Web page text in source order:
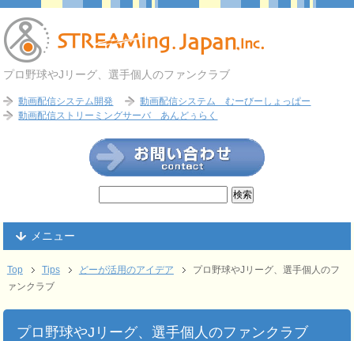
プロ野球やJリーグ、選手個人のファンクラブ
動画配信システム開発
動画配信システム むーびーしょっぱー
動画配信ストリーミングサーバ あんどぅらく
メニュー
Top Tips どーが活用のアイデア
プロ野球やJリーグ、選手個人のフ
ァンクラブ
プロ野球やJリーグ、選手個人のファンクラブ